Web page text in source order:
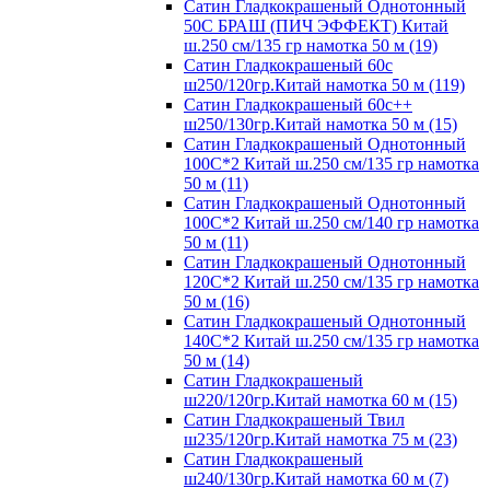
Сатин Гладкокрашеный Однотонный
50С БРАШ (ПИЧ ЭФФЕКТ) Китай
ш.250 см/135 гр намотка 50 м (19)
Сатин Гладкокрашеный 60с
ш250/120гр.Китай намотка 50 м (119)
Сатин Гладкокрашеный 60с++
ш250/130гр.Китай намотка 50 м (15)
Сатин Гладкокрашеный Однотонный
100С*2 Китай ш.250 см/135 гр намотка
50 м (11)
Сатин Гладкокрашеный Однотонный
100С*2 Китай ш.250 см/140 гр намотка
50 м (11)
Сатин Гладкокрашеный Однотонный
120С*2 Китай ш.250 см/135 гр намотка
50 м (16)
Сатин Гладкокрашеный Однотонный
140С*2 Китай ш.250 см/135 гр намотка
50 м (14)
Сатин Гладкокрашеный
ш220/120гр.Китай намотка 60 м (15)
Сатин Гладкокрашеный Твил
ш235/120гр.Китай намотка 75 м (23)
Сатин Гладкокрашеный
ш240/130гр.Китай намотка 60 м (7)